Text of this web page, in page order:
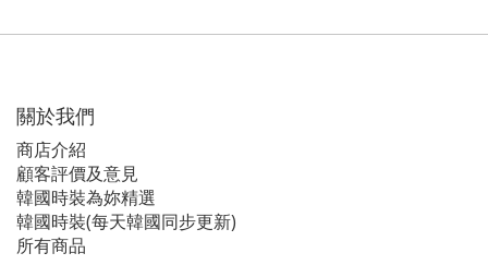
關於我們
商店介紹
顧客評價及意見
韓國時裝為妳精選
韓國時裝(每天韓國同步更新)
所有商品